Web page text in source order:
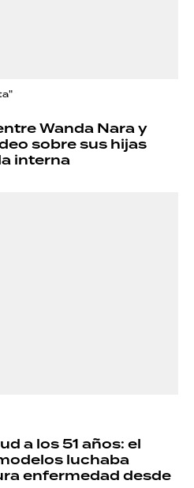
Wanda Nara y
sobre sus hijas
interna
a los 51 años: el
luchaba
enfermedad desde